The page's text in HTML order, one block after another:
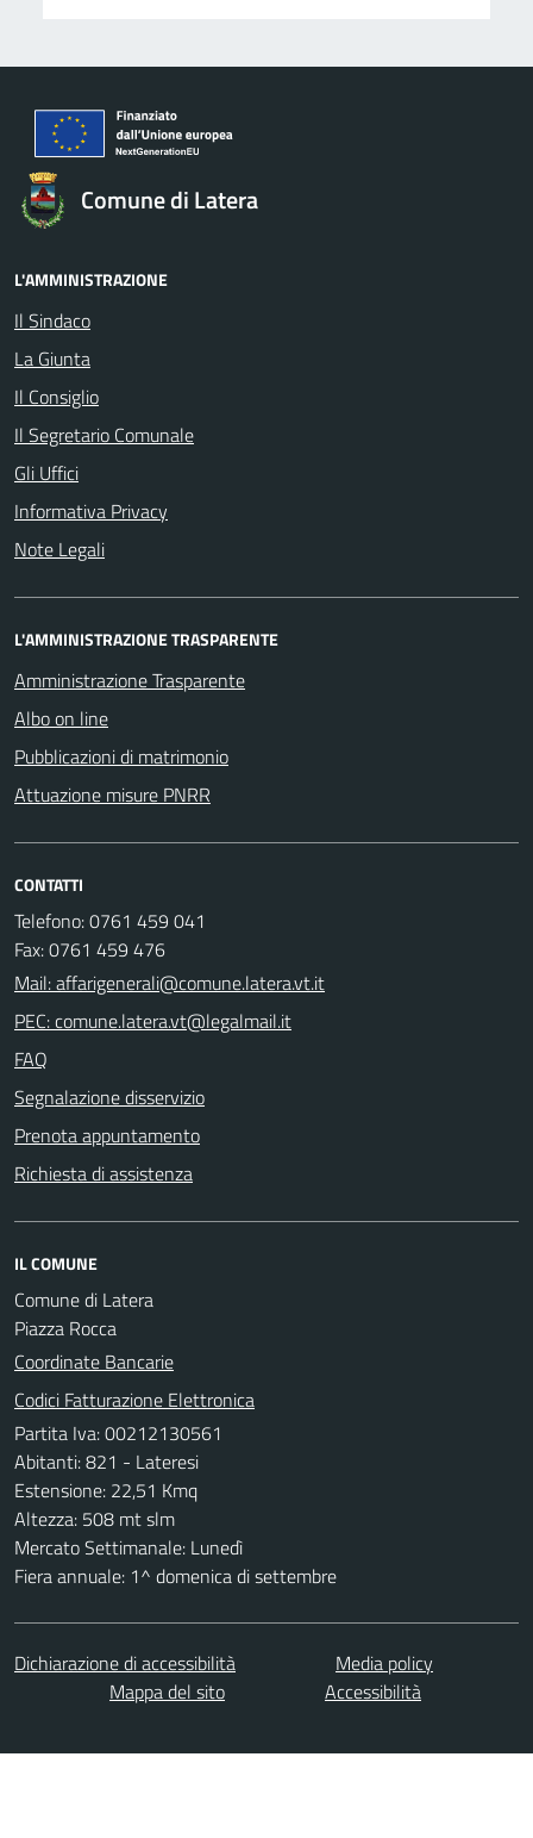
Comune di Latera
L'AMMINISTRAZIONE
Il Sindaco
La Giunta
Il Consiglio
Il Segretario Comunale
Gli Uffici
Informativa Privacy
Note Legali
L'AMMINISTRAZIONE TRASPARENTE
Amministrazione Trasparente
Albo on line
Pubblicazioni di matrimonio
Attuazione misure PNRR
CONTATTI
Telefono: 0761 459 041
Fax: 0761 459 476
Mail: affarigenerali@comune.latera.vt.it
PEC: comune.latera.vt@legalmail.it
FAQ
Segnalazione disservizio
Prenota appuntamento
Richiesta di assistenza
IL COMUNE
Comune di Latera
Piazza Rocca
Coordinate Bancarie
Codici Fatturazione Elettronica
Partita Iva: 00212130561
Abitanti: 821 - Lateresi
Estensione: 22,51 Kmq
Altezza: 508 mt slm
Mercato Settimanale: Lunedì
Fiera annuale: 1^ domenica di settembre
Dichiarazione di accessibilità
Media policy
Mappa del sito
Accessibilità